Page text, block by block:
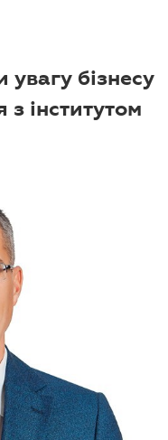
бізнесу
інститутом